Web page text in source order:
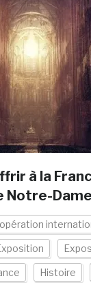
à la
Notre-
Histoire